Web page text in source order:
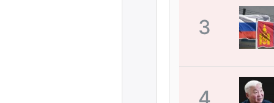
3
4